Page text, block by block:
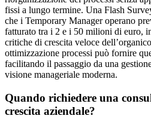
fissi a lungo termine. Una Flash
che i Temporary Manager operano
fatturato tra i 2 e i 50 milioni di euro,
critiche di crescita veloce dell’organico
ottimizzazione processi può fornire
facilitando il passaggio da una
visione manageriale moderna.
Quando richiedere una
crescita aziendale?